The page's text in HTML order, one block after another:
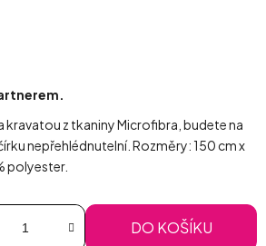
kravatou z tkaniny Microfibra, budete na
nepřehlédnutelní. Rozměry: 150 cm x
polyester.
DO KOŠÍKU